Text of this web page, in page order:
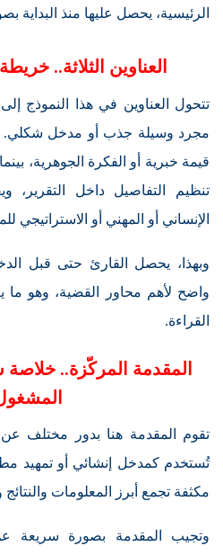
الرئيسية، يحصل عليها منذ البداية
العناوين الثلاثة..
تتحول العناوين في هذا النموذج
مجرد وسيلة جذب أو مدخل شكلي.
قيمة خبرية أو الفكرة الجوهرية،
تنظيم التفاصيل داخل التقرير،
الإنساني أو المهني أو الاستراتيجي
وبهذا، يحصل القارئ حتى قبل
واضح لأهم محاور القضية، وهو ما
القراءة.
المقدمة المركّزة..
تقوم المقدمة هنا بدور مختلف عن
تُستخدم كمدخل إنشائي أو تمهيد
مكثفة تجمع أبرز المعلومات والنتائج
وتجيب المقدمة بصورة سريعة عن